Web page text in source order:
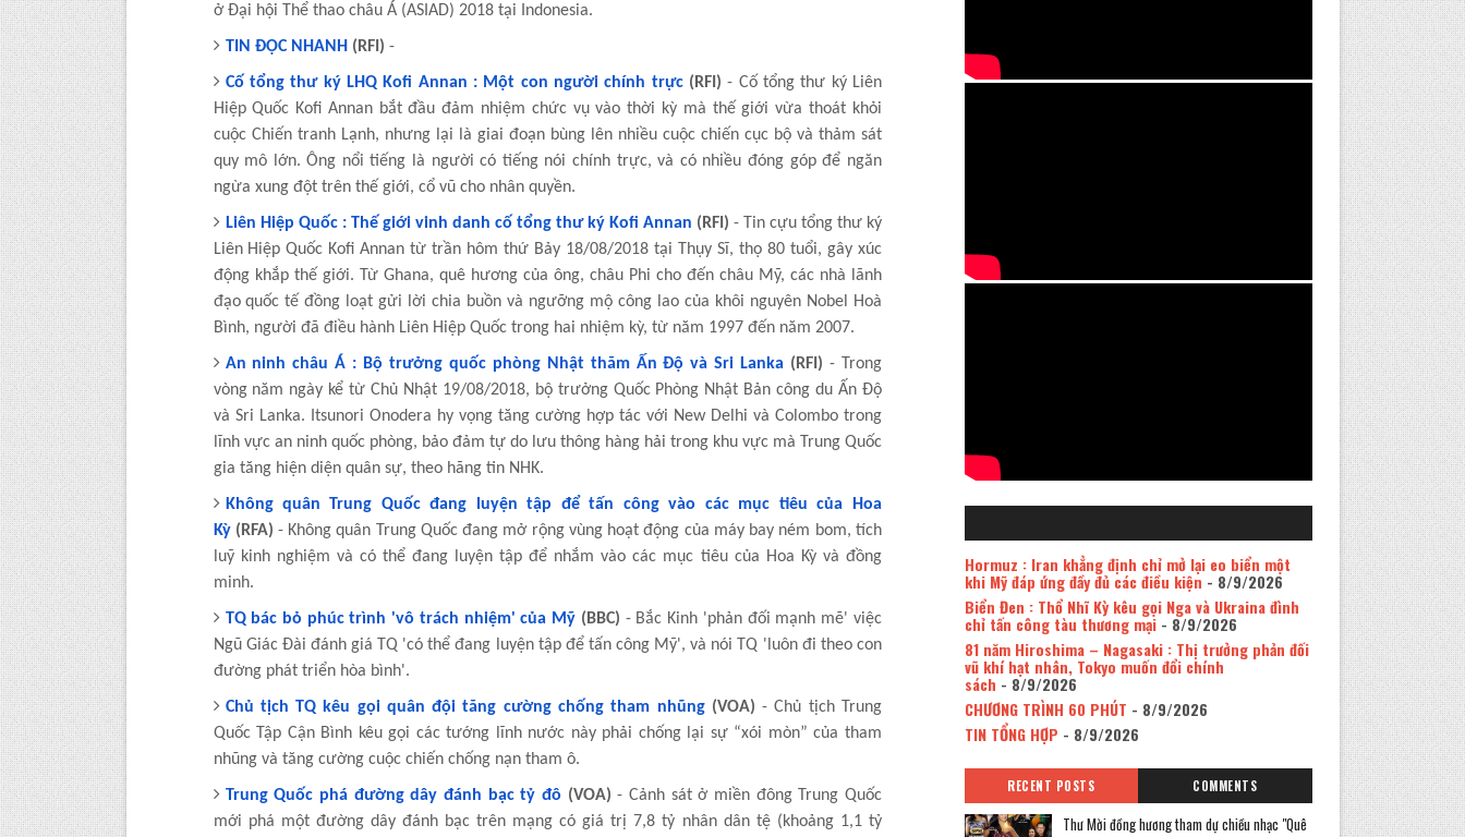
ở Đại hội Thể thao châu Á (ASIAD) 2018 tại Indonesia.
TIN ĐỌC NHANH (RFI) -
Cố tổng thư ký LHQ Kofi Annan : Một con người chính trực (RFI)- Cố tổng thư ký Liên
Hiệp Quốc Kofi Annan bắt đầu đảm nhiệm chức vụ vào thời kỳ mà thế giới vừa thoát khỏi
cuộc Chiến tranh Lạnh, nhưng lại là giai đoạn bùng lên nhiều cuộc chiến cục bộ và thảm sát
quy mô lớn. Ông nổi tiếng là người có tiếng nói chính trực, và có nhiều đóng góp để ngăn
ngừa xung đột trên thế giới, cổ vũ cho nhân quyền.
Liên Hiệp Quốc : Thế giới vinh danh cố tổng thư ký Kofi Annan (RFI) - Tin cựu tổng thư ký
Liên Hiệp Quốc Kofi Annan từ trần hôm thứ Bảy 18/08/2018 tại Thụy Sĩ, thọ 80 tuổi, gây xúc
động khắp thế giới. Từ Ghana, quê hương của ông, châu Phi cho đến châu Mỹ, các nhà lãnh
đạo quốc tế đồng loạt gửi lời chia buồn và ngưỡng mộ công lao của khôi nguyên Nobel Hoà
Bình, người đã điều hành Liên Hiệp Quốc trong hai nhiệm kỳ, từ năm 1997 đến năm 2007.
An ninh châu Á : Bộ trưởng quốc phòng Nhật thăm Ấn Độ và Sri Lanka (RFI) - Trong
vòng năm ngày kể từ Chủ Nhật 19/08/2018, bộ trưởng Quốc Phòng Nhật Bản công du Ấn Độ
và Sri Lanka. Itsunori Onodera hy vọng tăng cường hợp tác với New Delhi và Colombo trong
lĩnh vực an ninh quốc phòng, bảo đảm tự do lưu thông hàng hải trong khu vực mà Trung Quốc
gia tăng hiện diện quân sự, theo hãng tin NHK.
Không quân Trung Quốc đang luyện tập để tấn công vào các mục tiêu của Hoa
Kỳ (RFA) - Không quân Trung Quốc đang mở rộng vùng hoạt động của máy bay ném bom, tích
luỹ kinh nghiệm và có thể đang luyện tập để nhắm vào các mục tiêu của Hoa Kỳ và đồng
minh.
TQ bác bỏ phúc trình 'vô trách nhiệm' của Mỹ (BBC) - Bắc Kinh 'phản đối mạnh mẽ' việc
Ngũ Giác Đài đánh giá TQ 'có thể đang luyện tập để tấn công Mỹ', và nói TQ 'luôn đi theo con
đường phát triển hòa bình'.
Chủ tịch TQ kêu gọi quân đội tăng cường chống tham nhũng(VOA)- Chủ tịch Trung
Quốc Tập Cận Bình kêu gọi các tướng lĩnh nước này phải chống lại sự “xói mòn” của tham
nhũng và tăng cường cuộc chiến chống nạn tham ô.
Trung Quốc phá đường dây đánh bạc tỷ đô (VOA)- Cảnh sát ở miền đông Trung Quốc
mới phá một đường dây đánh bạc trên mạng có giá trị 7,8 tỷ nhân dân tệ (khoảng 1,1 tỷ
Hormuz : Iran khẳng định chỉ mở lại eo biển một
khi Mỹ đáp ứng đầy đủ các điều kiện - 8/9/2026
Biển Đen : Thổ Nhĩ Kỳ kêu gọi Nga và Ukraina đình
chỉ tấn công tàu thương mại- 8/9/2026
81 năm Hiroshima – Nagasaki : Thị trưởng phản đối
vũ khí hạt nhân, Tokyo muốn đổi chính
sách - 8/9/2026
CHƯƠNG TRÌNH 60 PHÚT - 8/9/2026
TIN TỔNG HỢP - 8/9/2026
RECENT POSTS COMMENTS
Thư Mời đồng hương tham dự chiều nhạc "Quê